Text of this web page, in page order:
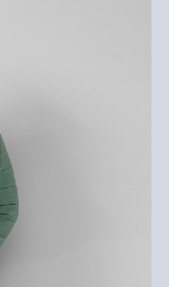
op het
ons retourneren.
zelfs binnen 30